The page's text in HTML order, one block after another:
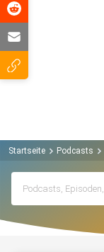
Startseite Podcasts